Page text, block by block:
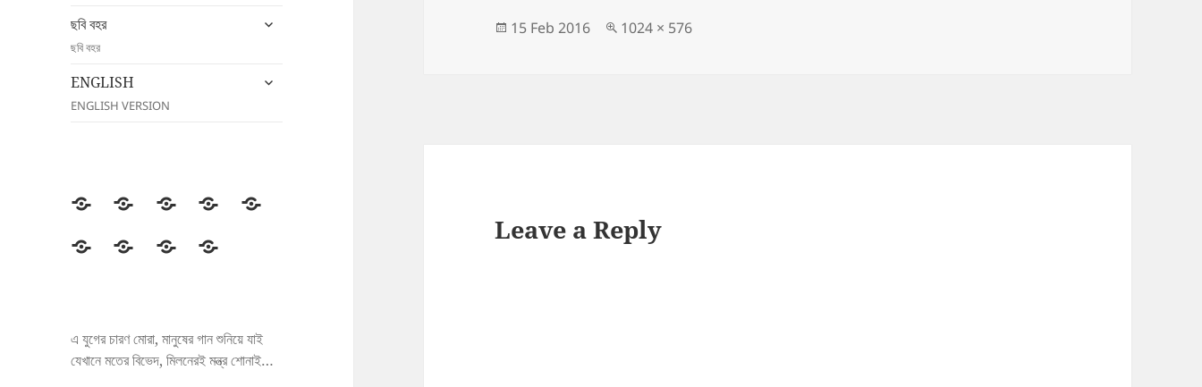
menu
ছবি বহর
ছবি বহর
expand
ENGLISH
ENGLISH VERSION
expand
উদীচী সংগঠন
জাতীয়
জেলা/
সংবাদ
প্রকাশনাসাহিত্য
ছবি
ENGLISH
এ যুগের চারণ মোরা, মানুষের গান শুনিয়ে যাই
যেখানে মতের বিভেদ, মিলনেরই মন্ত্র শোনাই…
Posted
15 Feb 2016
Full
1024 × 576
Leave a Reply